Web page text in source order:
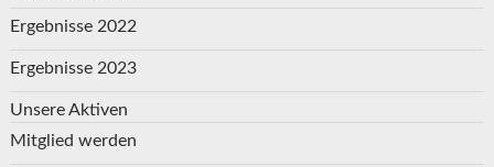
Ergebnisse 2022
Ergebnisse 2023
Unsere Aktiven
Mitglied werden